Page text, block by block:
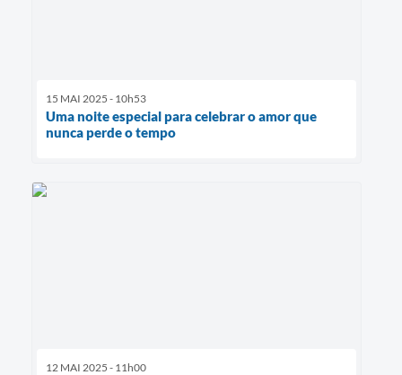
15 MAI 2025 - 10h53
Uma noite especial para celebrar o amor que
nunca perde o tempo
12 MAI 2025 - 11h00